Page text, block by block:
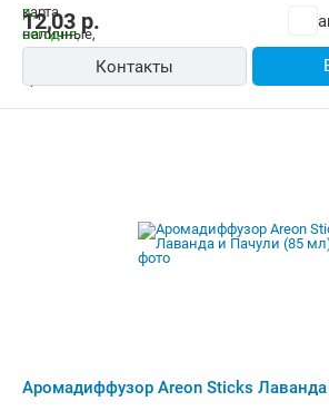
12,03 р.
Контакты
Аромадиффузор Areon Sticks